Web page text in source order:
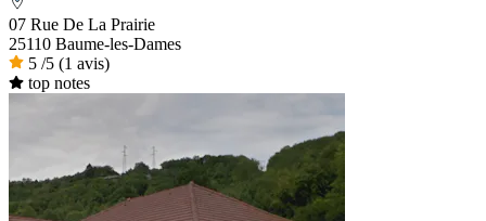
07 Rue De La Prairie
25110 Baume-les-Dames
5 /5 (1 avis)
top notes